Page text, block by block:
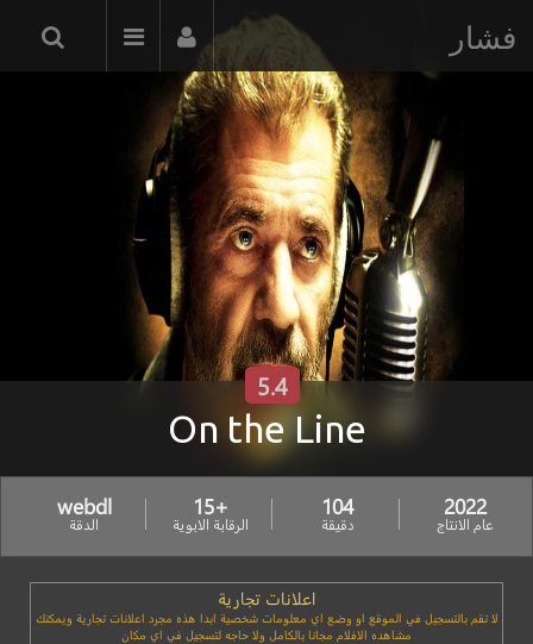
فشار
On the Line
5.4
2022
عام الانتاج
104
دقيقة
+15
الرقابة الابوية
webdl
الدقة
اعلانات تجارية
لا تقم بالتسجيل في الموقع او وضع اي معلومات شخصية ابدا هذه مجرد اعلانات تجارية ويمكنك
مشاهده الافلام مجانا بالكامل ولا حاجه لتسجيل في اي مكان